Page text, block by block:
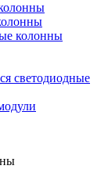
колонны
светодиодные